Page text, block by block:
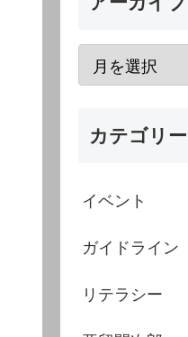
カテゴリー
イベント
ガイドライン
リテラシー